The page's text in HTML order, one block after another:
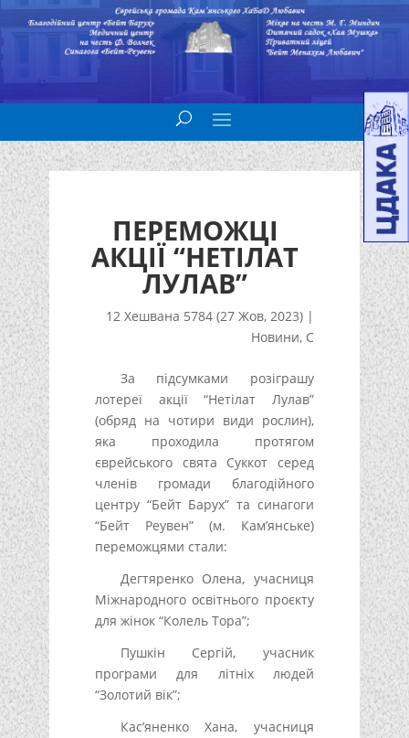
ПЕРЕМОЖЦІ
АКЦІЇ “НЕТІЛАТ
ЛУЛАВ”
12 Хешвана 5784 (27 Жов, 2023) |
Новини, С
За підсумками розіграшу
лотереї акції “Нетілат Лулав”
(обряд на чотири види рослин),
яка проходила протягом
єврейського свята Суккот серед
членів громади благодійного
центру “Бейт Барух” та синагоги
“Бейт Реувен” (м. Кам’янське)
переможцями стали:
Дегтяренко Олена, учасниця
Міжнародного освітнього проєкту
для жінок “Колель Тора”;
Пушкін Сергій, учасник
програми для літніх людей
“Золотий вік”;
Кас’яненко Хана, учасниця